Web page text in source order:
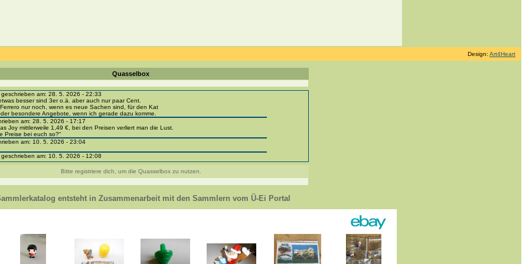
Design: Art4Heart
Quasselbox
am: 28. 5. 2026 - 22:33
besser sind 3er o.ä. aber auch nur paar Cent.
nur noch, wenn es neue Sachen sind, für den Kat
besondere Angebote, wenn ich gerade dazu komme.
am: 28. 5. 2026 - 17:17
Joy mittlerweile 1,49 €, bei den Preisen verliert man die Lust.
Preise bei euch so?“
am: 10. 5. 2026 - 23:04
am: 10. 5. 2026 - 12:08
portal-sammlerkatalog.de/categories.php?cat_id=1043
- BPZ obere Reihe
zur Strafe die nächsten 3 Monate keine Ü-Eier bekommen ;))
310, 318 und 326 habe ich keine BPZ
leider weggeworfen *grrrr* ;)
am: 29. 4. 2026 - 18:04
mir auch ein
am: 28. 4. 2026 - 21:01
Erinnerung ... oder?
Bitte registriere dich, um die Quasselbox zu nutzen.
entsteht in Zusammenarbeit mit den Sammlern vom Ü-Ei Portal